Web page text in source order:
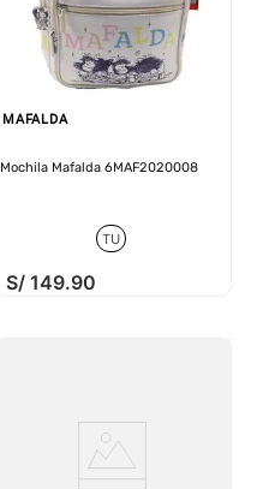
MAFALDA
Mochila Mafalda 6MAF2020008
TU
S/ 149.90